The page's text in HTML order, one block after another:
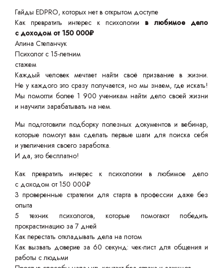
Гайды EDPRO, которых нет в открытом доступе
Как превратить интерес к психологии в любимое дело
с доходом от 150 000₽
Алина Степанчук
Психолог с 15-летним
стажем
Каждый человек мечтает найти своё призвание в жизни.
Не у каждого это сразу получается, но мы знаем, где искать!
Мы помогли более 1 900 ученикам найти дело своей жизни
и научили зарабатывать на нем.
Мы подготовили подборку полезных документов и вебинар,
которые помогут вам сделать первые шаги для поиска себя
и увеличения своего заработка.
И да, это бесплатно!
Как превратить интерес к психологии в любимое дело
с доходом от 150 000₽
3 проверенные стратегии для старта в профессии даже без
опыта
5 техник психологов, которые помогают победить
прокрастинацию за 7 дней
Как перестать откладывать дела на потом
Как вызвать доверие за 60 секунд: чек-лист для общения и
работы с людьми